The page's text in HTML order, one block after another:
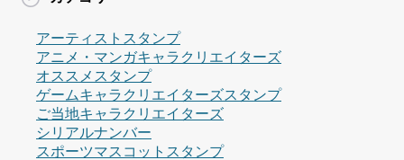
アーティストスタンプ
アニメ・マンガキャラクリエイターズ
オススメスタンプ
ゲームキャラクリエイターズスタンプ
ご当地キャラクリエイターズ
シリアルナンバー
スポーツマスコットスタンプ